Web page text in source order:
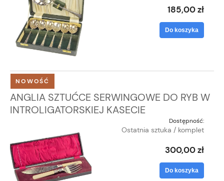
185,00 zł
Do koszyka
ANGLIA SZTUĆCE SERWINGOWE DO RYB W
INTROLIGATORSKIEJ KASECIE
Dostępność:
Ostatnia sztuka / komplet
300,00 zł
Do koszyka
NOWOŚĆ